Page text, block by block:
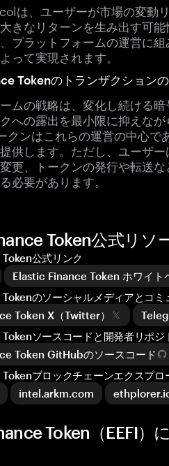
は、ユーザーが市場の変動
きなリターンを生み出す可
プラットフォームの運営に
って実現されます。
Tokenのトランザクション
ムの戦略は、変化し続ける
への露出を最小限に抑えな
クンはこれらの運営の中心
供します。ただし、ユーザ
更、トークンの発行や転送
必要があります。
Token公式リソ
公式リンク
Elastic Finance Token ホワイト
のソーシャルメディアとコミ
Token X（Twitter）
ソースコードと開発者リポジ
Token GitHubのソースコード
ブロックチェーンエクスプロ
intel.arkm.com
Token（EEFI）